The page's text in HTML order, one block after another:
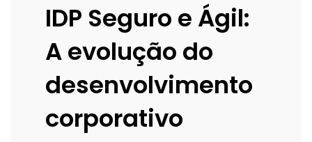
IDP Seguro e Ágil:
A evolução do
desenvolvimento
corporativo